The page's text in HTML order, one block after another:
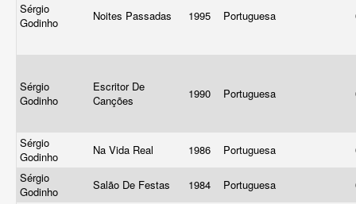
Sérgio
Godinho
Noites Passadas 1995 Portuguesa
Sérgio
Godinho
Escritor De
Canções
1990 Portuguesa
Sérgio
Godinho
Na Vida Real 1986 Portuguesa
Sérgio
Godinho
Salão De Festas 1984 Portuguesa